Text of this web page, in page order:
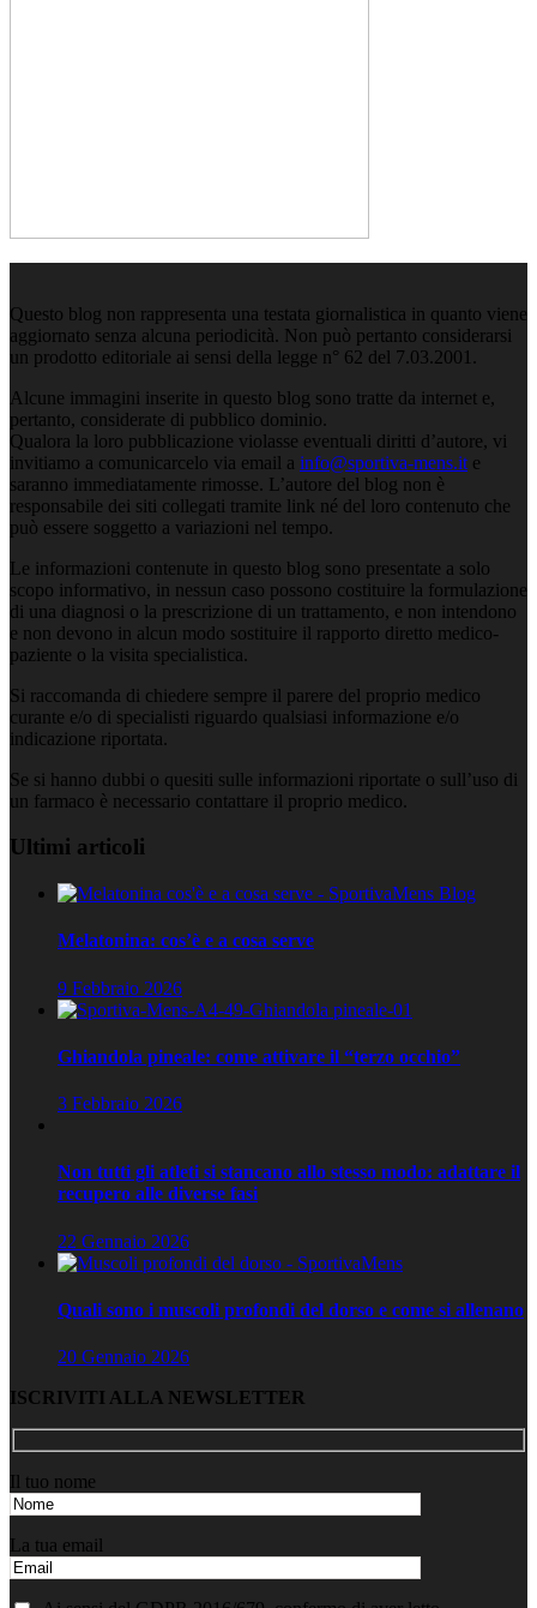
Questo blog non rappresenta una testata giornalistica in quanto viene
aggiornato senza alcuna periodicità. Non può pertanto considerarsi
un prodotto editoriale ai sensi della legge n° 62 del 7.03.2001.
Alcune immagini inserite in questo blog sono tratte da internet e,
pertanto, considerate di pubblico dominio.
Qualora la loro pubblicazione violasse eventuali diritti d’autore, vi
invitiamo a comunicarcelo via email a info@sportiva-mens.it e
saranno immediatamente rimosse. L’autore del blog non è
responsabile dei siti collegati tramite link né del loro contenuto che
può essere soggetto a variazioni nel tempo.
Le informazioni contenute in questo blog sono presentate a solo
scopo informativo, in nessun caso possono costituire la formulazione
di una diagnosi o la prescrizione di un trattamento, e non intendono
e non devono in alcun modo sostituire il rapporto diretto medico-
paziente o la visita specialistica.
Si raccomanda di chiedere sempre il parere del proprio medico
curante e/o di specialisti riguardo qualsiasi informazione e/o
indicazione riportata.
Se si hanno dubbi o quesiti sulle informazioni riportate o sull’uso di
un farmaco è necessario contattare il proprio medico.
Ultimi articoli
Melatonina: cos’è e a cosa serve
9 Febbraio 2026
Ghiandola pineale: come attivare il “terzo occhio”
3 Febbraio 2026
Non tutti gli atleti si stancano allo stesso modo: adattare il
recupero alle diverse fasi
22 Gennaio 2026
Quali sono i muscoli profondi del dorso e come si allenano
20 Gennaio 2026
ISCRIVITI ALLA NEWSLETTER
Il tuo nome
La tua email